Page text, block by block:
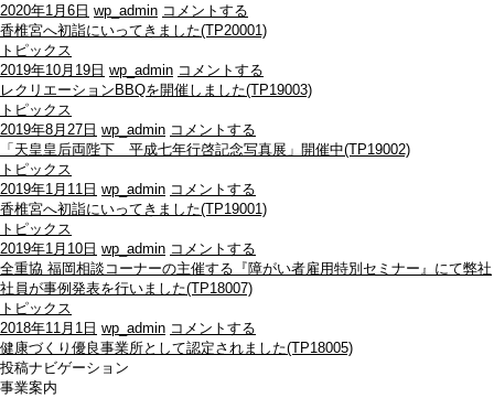
2020年1月6日 wp_admin コメントする
香椎宮へ初詣にいってきました(TP20001)
トピックス
2019年10月19日 wp_admin コメントする
レクリエーションBBQを開催しました(TP19003)
トピックス
2019年8月27日 wp_admin コメントする
「天皇皇后両陛下 平成七年行啓記念写真展」開催中(TP19002)
トピックス
2019年1月11日 wp_admin コメントする
香椎宮へ初詣にいってきました(TP19001)
トピックス
2019年1月10日 wp_admin コメントする
全重協 福岡相談コーナーの主催する『障がい者雇用特別セミナー』にて弊社
社員が事例発表を行いました(TP18007)
トピックス
2018年11月1日 wp_admin コメントする
健康づくり優良事業所として認定されました(TP18005)
投稿ナビゲーション
事業案内